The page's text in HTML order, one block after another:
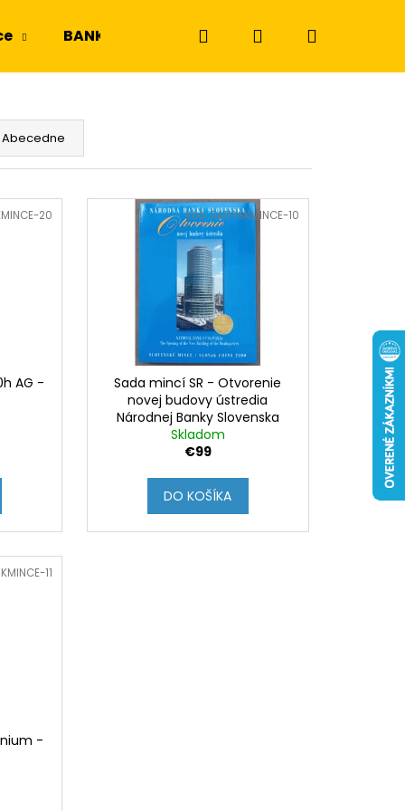
BANKOVKY NGC a PMG Odznaky a
HľadaťPrihlásenieNákupný
Abecedne
AG -
20
Sada mincí SR - Otvorenie
novej budovy ústredia
Národnej Banky Slovenska
2000
Skladom
€99
DO KOŠÍKA
Kód:SADYSKMINCE-10
-
11